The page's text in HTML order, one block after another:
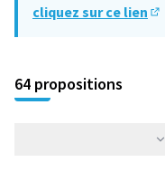
cliquez sur ce lien
64 propositions